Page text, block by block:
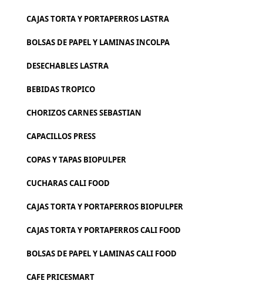
CAJAS TORTA Y PORTAPERROS LASTRA
BOLSAS DE PAPEL Y LAMINAS INCOLPA
DESECHABLES LASTRA
BEBIDAS TROPICO
CHORIZOS CARNES SEBASTIAN
CAPACILLOS PRESS
COPAS Y TAPAS BIOPULPER
CUCHARAS CALI FOOD
CAJAS TORTA Y PORTAPERROS BIOPULPER
CAJAS TORTA Y PORTAPERROS CALI FOOD
BOLSAS DE PAPEL Y LAMINAS CALI FOOD
CAFE PRICESMART